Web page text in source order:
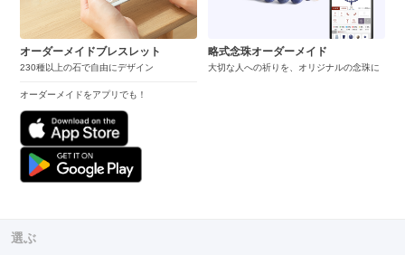
オーダーメイドブレスレット
230種以上の石で自由にデザイン
オーダーメイドをアプリでも！
略式念珠オーダーメイド
大切な人への祈りを、オリジナルの念珠に
選ぶ